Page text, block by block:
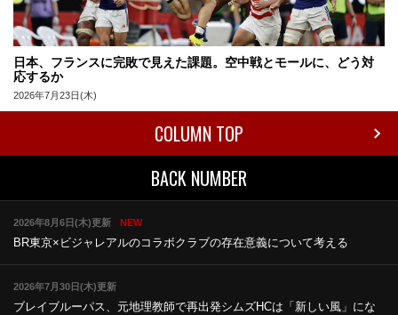
日本、フランスに完敗で見えた課題。空中戦とモールに、どう対
応するか
2026年7月23日(木)
COLUMN TOP
BACK NUMBER
2026年8月6日(木)更新 NEW
BR東京×ビジャレアルのコラボクラブの存在意義について考える
2026年7月30日(木)更新
ブレイブルーパス、元地理教師で再出発シムズHCは「新しい風」にな